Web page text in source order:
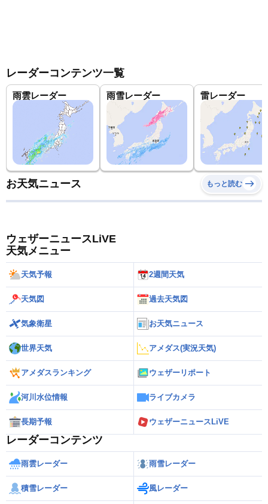
レーダーコンテンツ一覧
雨雲レーダー 雨雪レーダー 雷レーダー
お天気ニュース もっと読む
ウェザーニュースLiVE
天気メニュー
天気予報 2週間天気
天気図 過去天気図
気象衛星 お天気ニュース
世界天気 アメダス(実況天気)
アメダスランキング ウェザーリポート
河川水位情報 ライブカメラ
長期予報 ウェザーニュースLiVE
レーダーコンテンツ
雨雲レーダー 雨雪レーダー
積雪レーダー 風レーダー